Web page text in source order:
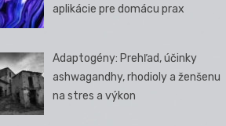
aplikácie pre domácu prax
Adaptogény: Prehľad, účinky
ashwagandhy, rhodioly a ženšenu
na stres a výkon